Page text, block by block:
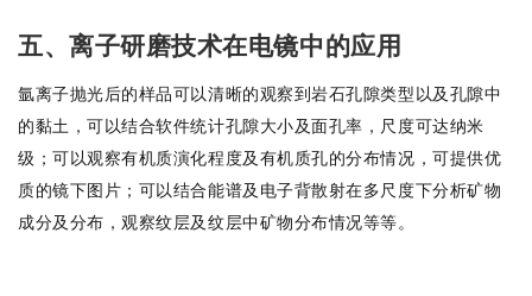
五、离子研磨技术在电镜中的应用
氩离子抛光后的样品可以清晰的观察到岩石孔隙类型以及孔隙中
的黏土，可以结合软件统计孔隙大小及面孔率，尺度可达纳米
级；可以观察有机质演化程度及有机质孔的分布情况，可提供优
质的镜下图片；可以结合能谱及电子背散射在多尺度下分析矿物
成分及分布，观察纹层及纹层中矿物分布情况等等。